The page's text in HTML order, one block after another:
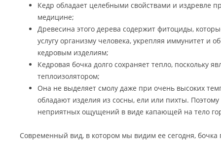
Кедр обладает целебными свойствами и издревле
медицине;
Древесина этого дерева содержит фитоциды,
услугу организму человека, укрепляя иммунитет и
кедровым изделиям;
Кедровая бочка долго сохраняет тепло, поскольку
теплоизолятором;
Она не выделяет смолу даже при очень высоких
обладают изделия из сосны, ели или пихты.
неприятных ощущений в виде капающей на тело
Современный вид, в котором мы видим ее сегодня, бочка